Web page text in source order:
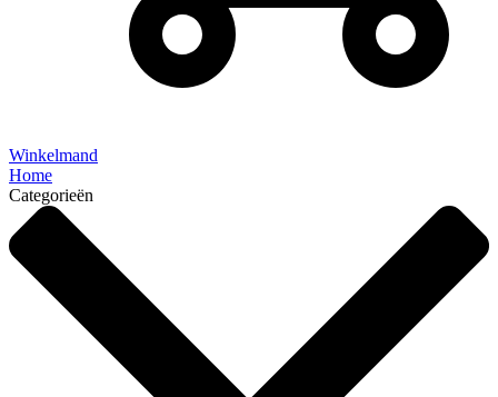
Winkelmand
Home
Categorieën